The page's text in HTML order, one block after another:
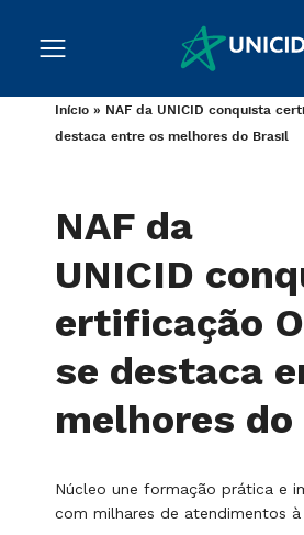
Início » NAF da UNICID conquista
destaca entre os melhores do Brasil
NAF da
UNICID
ertificação
se destaca
melhores
Núcleo une formação prática e
com milhares de atendimentos